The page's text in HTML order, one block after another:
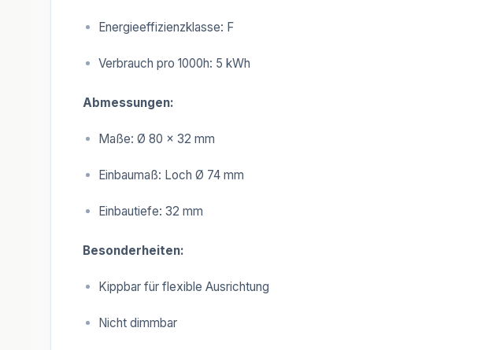
Energieeffizienzklasse: F
Verbrauch pro 1000h: 5 kWh
Abmessungen:
Maße: Ø 80 x 32 mm
Einbaumaß: Loch Ø 74 mm
Einbautiefe: 32 mm
Besonderheiten:
Kippbar für flexible Ausrichtung
Nicht dimmbar